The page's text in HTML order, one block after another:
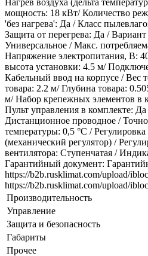
мощность: 18 кВт/ Количество
'без нагрева': Да / Класс
Защита от перегрева: Да /
Универсальное / Макс.
Напряжение электропитания, В:
высота установки: 4.5 м/
Кабельный ввод на корпусе / Вес
товара: 2.2 м/ Глубина товара:
м/ Набор крепежных элементов в
Пульт управления в комплекте:
Дистанционное проводное /
температуры: 0,5 °С /
(механический регулятор) /
вентилятора: Ступенчатая /
Гарантийный документ:
https://b2b.rusklimat.com/upload/
https://b2b.rusklimat.com/upload/
Производительность
Управление
Защита и безопасность
Габариты
Прочее